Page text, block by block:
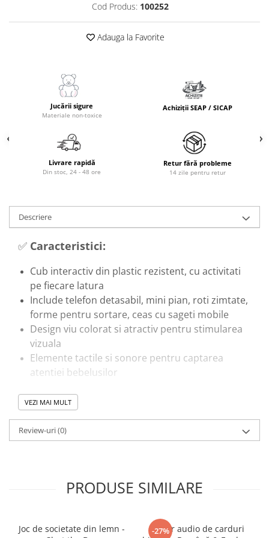
Cod Produs: 100252
Adauga la Favorite
Jucării sigure
Materiale non-toxice
Achiziții SEAP / SICAP
Livrare rapidă
Din stoc, 24 - 48 ore
Retur fără probleme
14 zile pentru retur
Descriere
✅ Caracteristici:
Cub interactiv din plastic rezistent, cu activitati
pe fiecare latura
Include telefon detasabil, mini pian, roti zimtate,
forme pentru sortare, ceas cu sageti mobile
Design viu colorat si atractiv pentru stimularea
vizuala
Elemente tactile si sonore pentru captarea
atentiei bebelusilor
🎓Beneficii educationale:
Ajuta la dezvoltarea coordonarii mana-ochi si a
motricitatii fine
recunoasterea formelor si culorilor
Sprijina dezvoltarea abilitatilor cognitive timpurii
VEZI MAI MULT
Review-uri(0)
PRODUSE SIMILARE
Joc de societate din lemn -
-27%
Cititor audio de carduri